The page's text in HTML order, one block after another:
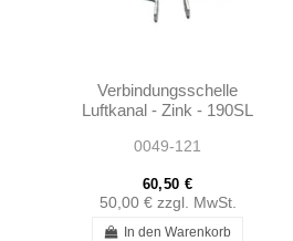
Verbindungsschelle
Luftkanal - Zink - 190SL
101208300129
0049-121
60,50 €
50,00 € zzgl. MwSt.
In den Warenkorb